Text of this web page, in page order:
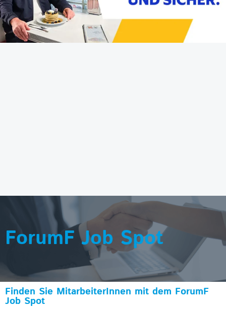
ForumF Job Spot
Finden Sie MitarbeiterInnen mit dem ForumF
Job Spot